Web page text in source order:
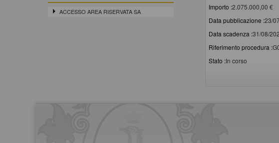
ACCESSO AREA RISERVATA SA
Importo :2.075.000,00 €
Data pubblicazione :23/
Data scadenza :31/08/
Riferimento procedura :
Stato :In corso